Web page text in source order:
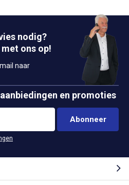
nodig?
ons op!
naar
en promoties
Abonneer